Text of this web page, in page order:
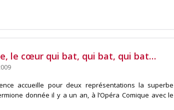
le cœur qui bat, qui bat, qui bat…
accueille pour deux représentations la superbe
donnée il y a un an, à l’Opéra Comique avec le